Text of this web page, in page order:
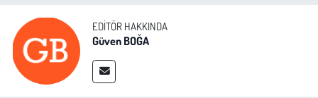
EDITÖR HAKKINDA
Güven BOĞA